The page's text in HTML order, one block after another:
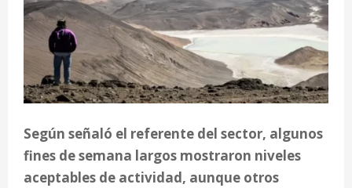
Según señaló el referente del sector, algunos
fines de semana largos mostraron niveles
aceptables de actividad, aunque otros